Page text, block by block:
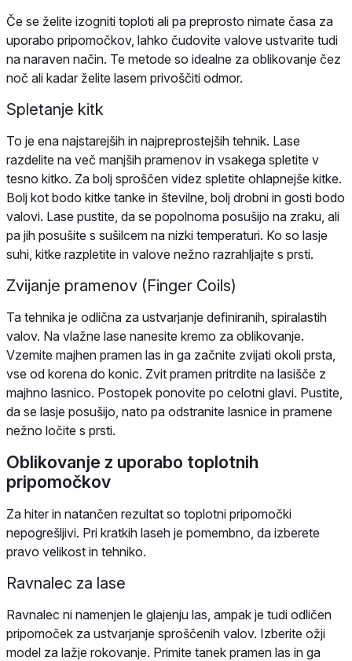
Če se želite izogniti toploti ali pa preprosto nimate časa za
uporabo pripomočkov, lahko čudovite valove ustvarite tudi
na naraven način. Te metode so idealne za oblikovanje čez
noč ali kadar želite lasem privoščiti odmor.
Spletanje kitk
To je ena najstarejših in najpreprostejših tehnik. Lase
razdelite na več manjših pramenov in vsakega spletite v
tesno kitko. Za bolj sproščen videz spletite ohlapnejše kitke.
Bolj kot bodo kitke tanke in številne, bolj drobni in gosti bodo
valovi. Lase pustite, da se popolnoma posušijo na zraku, ali
pa jih posušite s sušilcem na nizki temperaturi. Ko so lasje
suhi, kitke razpletite in valove nežno razrahljajte s prsti.
Zvijanje pramenov (Finger Coils)
Ta tehnika je odlična za ustvarjanje definiranih, spiralastih
valov. Na vlažne lase nanesite kremo za oblikovanje.
Vzemite majhen pramen las in ga začnite zvijati okoli prsta,
vse od korena do konic. Zvit pramen pritrdite na lasišče z
majhno lasnico. Postopek ponovite po celotni glavi. Pustite,
da se lasje posušijo, nato pa odstranite lasnice in pramene
nežno ločite s prsti.
Oblikovanje z uporabo toplotnih
pripomočkov
Za hiter in natančen rezultat so toplotni pripomočki
nepogrešljivi. Pri kratkih laseh je pomembno, da izberete
pravo velikost in tehniko.
Ravnalec za lase
Ravnalec ni namenjen le glajenju las, ampak je tudi odličen
pripomoček za ustvarjanje sproščenih valov. Izberite ožji
model za lažje rokovanje. Primite tanek pramen las in ga